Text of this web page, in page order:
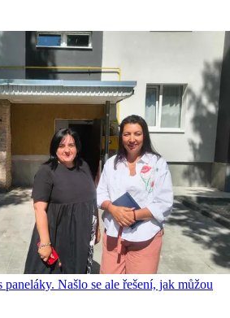
Našlo se ale řešení, jak můžou